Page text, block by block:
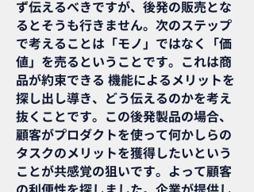
ず伝えるべきですが、後発の販売とな
るとそうも行きません。次のステップ
で考えることは「モノ」ではなく「価
値」を売るということです。これは商
品が約束できる 機能によるメリットを
探し出し導き、どう伝えるのかを考え
抜くことです。この後発製品の場合、
顧客がプロダクトを使って何かしらの
タスクのメリットを獲得したいという
ことが共感覚の狙いです。よって顧客